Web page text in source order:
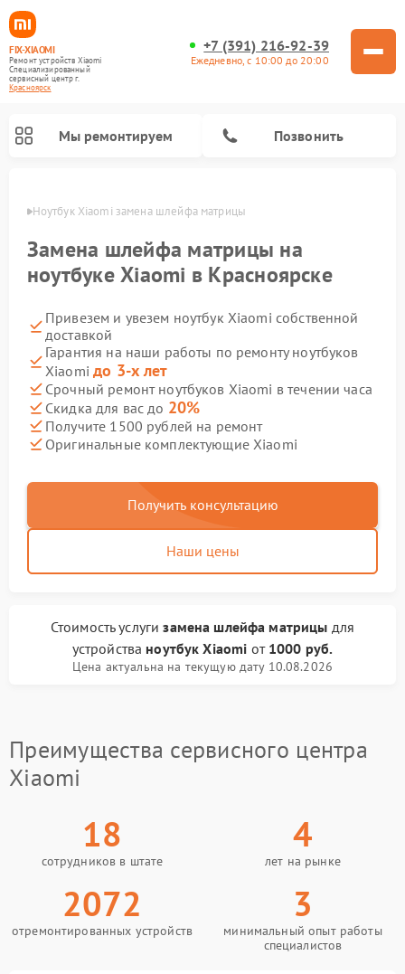
FIX-XIAOMI
Ремонт устройств Xiaomi
Специализированный
cервисный центр г.
Красноярск
+7 (391) 216-92-39
Ежедневно, с 10:00 до 20:00
Мы ремонтируем Позвонить
Ноутбук Xiaomi замена шлейфа матрицы
Замена шлейфа матрицы на
ноутбуке Xiaomi в Красноярске
Привезем и увезем ноутбук Xiaomi собственной
доставкой
Гарантия на наши работы по ремонту ноутбуков
Xiaomiдо 3-х лет
Срочный ремонт ноутбуков Xiaomi в течении часа
Скидка для вас до 20%
Получите 1500 рублей на ремонт
Оригинальные комплектующие Xiaomi
Получить консультацию
Наши цены
Стоимость услугизамена шлейфа матрицы для
устройства ноутбук Xiaomi от 1000 руб.
Цена актуальна на текущую дату 10.08.2026
Преимущества сервисного центра
Xiaomi
18
сотрудников в штате
4
лет на рынке
2072
отремонтированных устройств
3
минимальный опыт работы
специалистов